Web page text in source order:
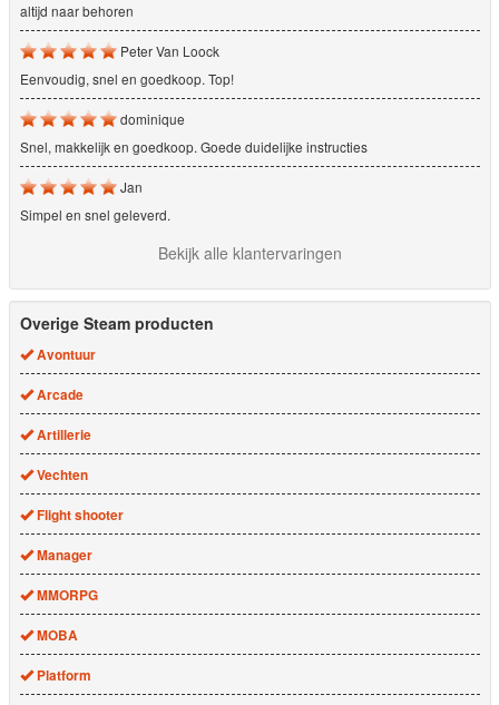
altijd naar behoren
Peter Van Loock
Eenvoudig, snel en goedkoop. Top!
dominique
Snel, makkelijk en goedkoop. Goede duidelijke instructies
Jan
Simpel en snel geleverd.
Bekijk alle klantervaringen
Overige Steam producten
Avontuur
Arcade
Artillerie
Vechten
Flight shooter
Manager
MMORPG
MOBA
Platform